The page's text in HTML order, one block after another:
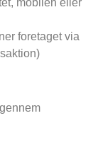
mobilen eller
foretaget via